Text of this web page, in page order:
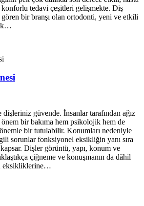
konforlu tedavi çeşitleri gelişmekte. Diş
bir branşı olan ortodonti, yeni ve etkili
dişleriniz güvende. İnsanlar tarafından ağız
önem bir bakıma hem psikolojik hem de
bir tutulabilir. Konumları nedeniyle
sorunlar fonksiyonel eksikliğin yanı sıra
Dişler görüntü, yapı, konum ve
çiğneme ve konuşmanın da dâhil
eksikliklerine…